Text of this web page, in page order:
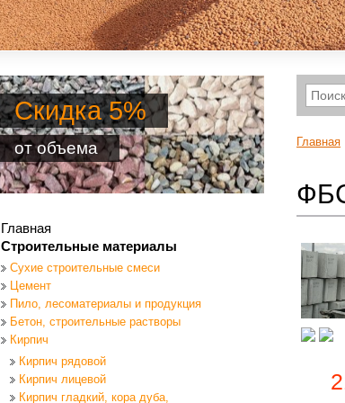
Скидка 5%
от объема
Главная
Строительные материалы
Сухие строительные смеси
Цемент
Пило, лесоматериалы и продукция
Бетон, строительные растворы
Кирпич
Кирпич рядовой
Кирпич лицевой
Кирпич гладкий, кора дуба,
Главная